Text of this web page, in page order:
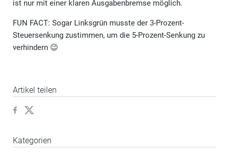
ist nur mit einer klaren Ausgabenbremse möglich.
FUN FACT: Sogar Linksgrün musste der 3-Prozent-
Steuersenkung zustimmen, um die 5-Prozent-Senkung zu
verhindern 😉
Artikel teilen
Kategorien